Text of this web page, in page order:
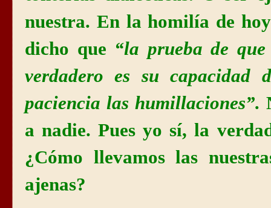
nuestra. En la homilía de
dicho que “la prueba de
verdadero es su
paciencia las humillaciones”.
a nadie. Pues yo sí, la
¿Cómo llevamos las
ajenas?